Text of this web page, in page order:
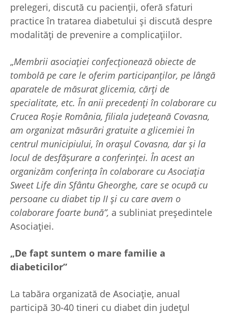
prelegeri, discută cu pacienții, oferă sfaturi
practice în tratarea diabetului și discută despre
modalități de prevenire a complicațiilor.
„Membrii asociației confecționează obiecte de
tombolă pe care le oferim participanților, pe lângă
aparatele de măsurat glicemia, cărți de
specialitate, etc. În anii precedenți în colaborare cu
Crucea Roșie România, filiala județeană Covasna,
am organizat măsurări gratuite a glicemiei în
centrul municipiului, în orașul Covasna, dar și la
locul de desfășurare a conferinței. În acest an
organizăm conferința în colaborare cu Asociația
Sweet Life din Sfântu Gheorghe, care se ocupă cu
persoane cu diabet tip II și cu care avem o
colaborare foarte bună”, a subliniat președintele
Asociației.
„De fapt suntem o mare familie a
diabeticilor”
La tabăra organizată de Asociație, anual
participă 30-40 tineri cu diabet din județul